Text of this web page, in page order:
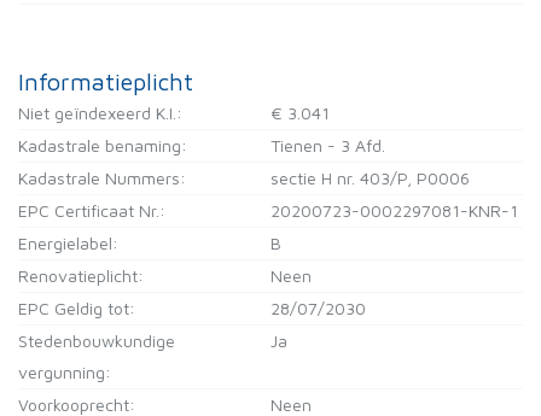
Informatieplicht
Niet geïndexeerd K.I.:
€ 3.041
Kadastrale benaming:
Tienen - 3 Afd.
Kadastrale Nummers:
sectie H nr. 403/P, P0006
EPC Certificaat Nr.:
20200723-0002297081-KNR-1
Energielabel:
B
Renovatieplicht:
Neen
EPC Geldig tot:
28/07/2030
Stedenbouwkundige
vergunning:
Ja
Voorkooprecht:
Neen